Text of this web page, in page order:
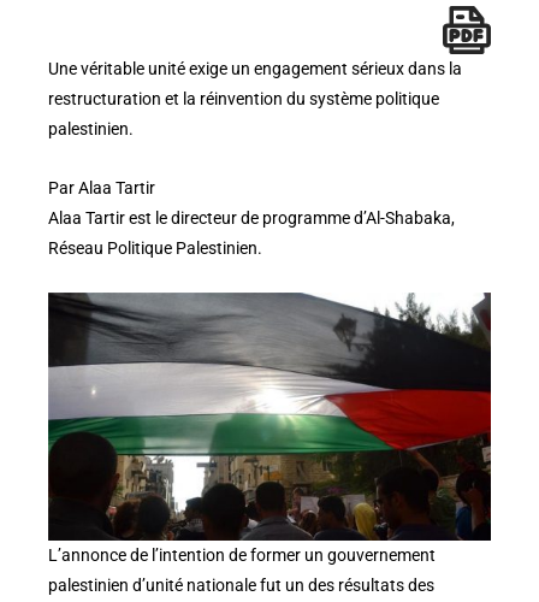
Une véritable unité exige un engagement sérieux dans la
restructuration et la réinvention du système politique
palestinien.
Par Alaa Tartir
Alaa Tartir est le directeur de programme d’Al-Shabaka,
Réseau Politique Palestinien.
L’annonce de l’intention de former un gouvernement
palestinien d’unité nationale fut un des résultats des